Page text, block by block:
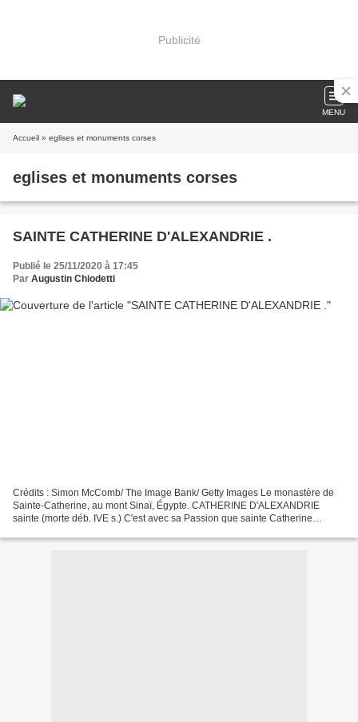
Publicité
MENU
Accueil » eglises et monuments corses
eglises et monuments corses
SAINTE CATHERINE D'ALEXANDRIE .
Publié le 25/11/2020 à 17:45
Par Augustin Chiodetti
Crédits : Simon McComb/ The Image Bank/ Getty Images Le monastère de
Sainte-Catherine, au mont Sinaï, Égypte. CATHERINE D'ALEXANDRIE
sainte (morte déb. IVE s.) C'est avec sa Passion que sainte Catherine